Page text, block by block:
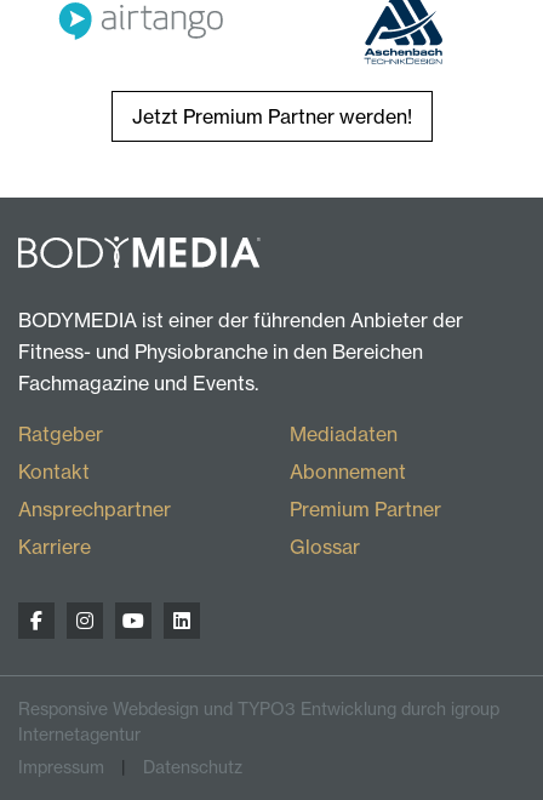
Jetzt Premium Partner werden!
BODYMEDIA ist einer der führenden Anbieter der
Fitness- und Physiobranche in den Bereichen
Fachmagazine und Events.
Ratgeber
Kontakt
Ansprechpartner
Karriere
Mediadaten
Abonnement
Premium Partner
Glossar
Responsive Webdesign und TYPO3 Entwicklung durch igroup
Internetagentur
Impressum
Datenschutz